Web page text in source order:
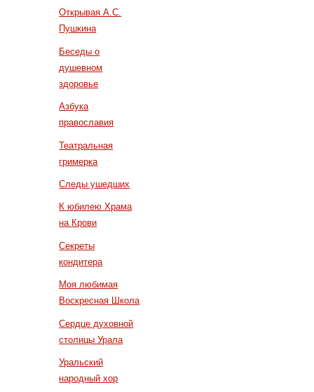
Открывая А.С.
Пушкина
Беседы о
душевном
здоровье
Азбука
православия
Театральная
гримерка
Следы ушедших
К юбилею Храма
на Крови
Секреты
кондитера
Моя любимая
Воскресная Школа
Сердце духовной
столицы Урала
Уральский
народный хор